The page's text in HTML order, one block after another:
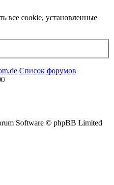
все cookie, установленные
Список форумов
Software © phpBB Limited